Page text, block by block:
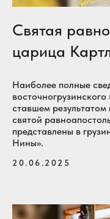
Святая
царица
Наиболее полные
ставшем результатом
святой
представлены в
Нины».
20.06.2025